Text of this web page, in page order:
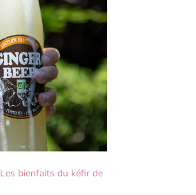
Les bienfaits du kéfir de